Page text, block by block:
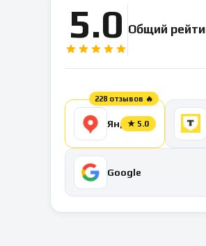
5.0 Общий
228 отзывов 🔥
Яндекс
★ 5.0
Google